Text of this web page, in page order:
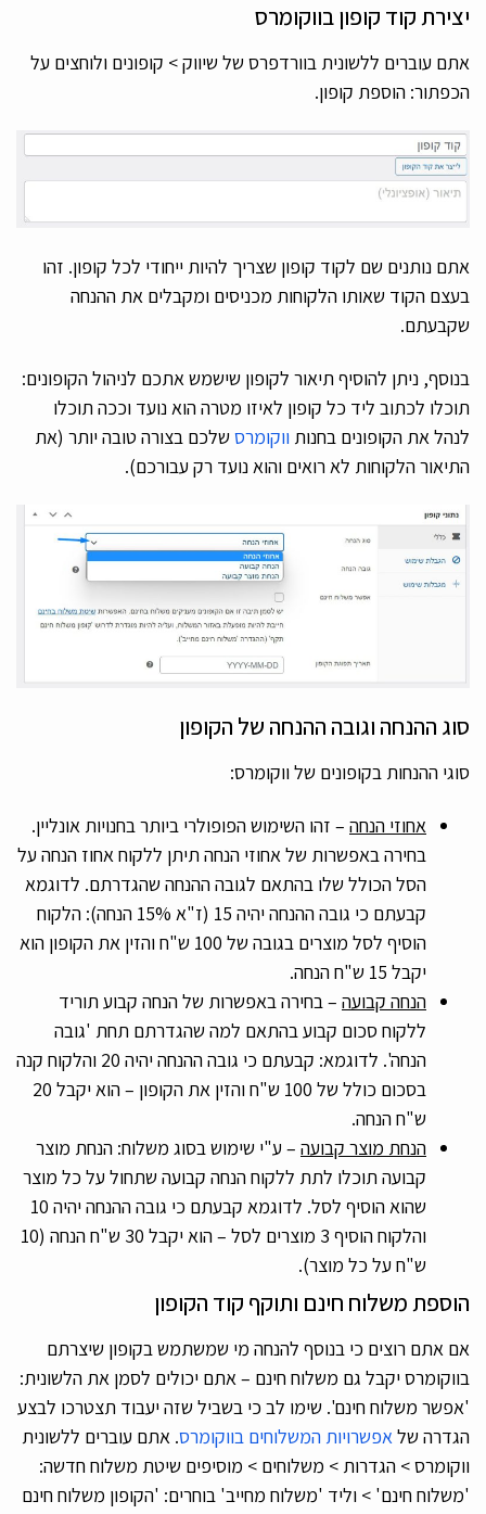
יצירת קוד קופון בווקומרס
אתם עוברים ללשונית בוורדפרס של שיווק > קופונים ולוחצים על
הכפתור: הוספת קופון.
אתם נותנים שם לקוד קופון שצריך להיות ייחודי לכל קופון. זהו
בעצם הקוד שאותו הלקוחות מכניסים ומקבלים את ההנחה
שקבעתם.
בנוסף, ניתן להוסיף תיאור לקופון שישמש אתכם לניהול הקופונים:
תוכלו לכתוב ליד כל קופון לאיזו מטרה הוא נועד וככה תוכלו
לנהל את הקופונים בחנות ווקומרסשלכם בצורה טובה יותר (את
התיאור הלקוחות לא רואים והוא נועד רק עבורכם).
סוג ההנחה וגובה ההנחה של הקופון
סוגי ההנחות בקופונים של ווקומרס:
אחוזי הנחה – זהו השימוש הפופולרי ביותר בחנויות אונליין.
בחירה באפשרות של אחוזי הנחה תיתן ללקוח אחוז הנחה על
הסל הכולל שלו בהתאם לגובה ההנחה שהגדרתם. לדוגמא
קבעתם כי גובה ההנחה יהיה 15 (ז"א 15% הנחה): הלקוח
הוסיף לסל מוצרים בגובה של 100 ש"ח והזין את הקופון הוא
יקבל 15 ש"ח הנחה.
הנחה קבועה – בחירה באפשרות של הנחה קבוע תוריד
ללקוח סכום קבוע בהתאם למה שהגדרתם תחת 'גובה
הנחה'. לדוגמא: קבעתם כי גובה ההנחה יהיה 20 והלקוח קנה
בסכום כולל של 100 ש"ח והזין את הקופון – הוא יקבל 20
ש"ח הנחה.
הנחת מוצר קבועה – ע"י שימוש בסוג משלוח: הנחת מוצר
קבועה תוכלו לתת ללקוח הנחה קבועה שתחול על כל מוצר
שהוא הוסיף לסל. לדוגמא קבעתם כי גובה ההנחה יהיה 10
והלקוח הוסיף 3 מוצרים לסל – הוא יקבל 30 ש"ח הנחה (10
ש"ח על כל מוצר).
הוספת משלוח חינם ותוקף קוד הקופון
אם אתם רוצים כי בנוסף להנחה מי שמשתמש בקופון שיצרתם
בווקומרס יקבל גם משלוח חינם – אתם יכולים לסמן את הלשונית:
'אפשר משלוח חינם'. שימו לב כי בשביל שזה יעבוד תצטרכו לבצע
הגדרה שלאפשרויות המשלוחים בווקומרס. אתם עוברים ללשונית
ווקומרס > הגדרות > משלוחים > מוסיפים שיטת משלוח חדשה:
'משלוח חינם' > וליד 'משלוח מחייב' בוחרים: 'הקופון משלוח חינם